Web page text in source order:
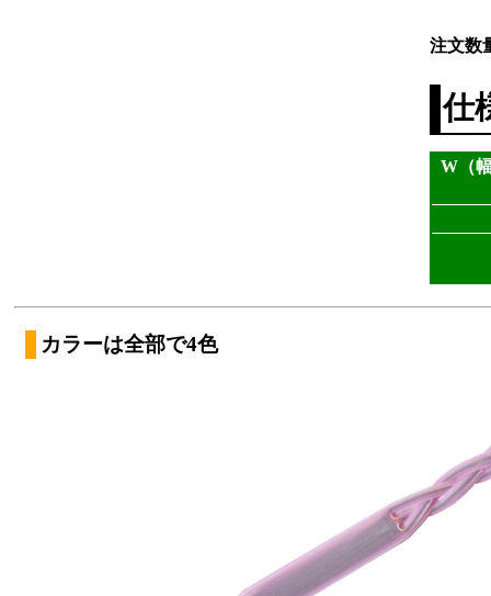
注文数
仕
W（
カラーは全部で4色